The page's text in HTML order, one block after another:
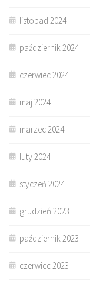
listopad 2024
październik 2024
czerwiec 2024
maj 2024
marzec 2024
luty 2024
styczeń 2024
grudzień 2023
październik 2023
czerwiec 2023